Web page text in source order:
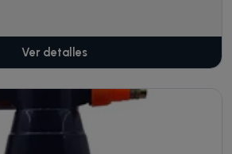
Ver detalles